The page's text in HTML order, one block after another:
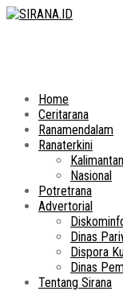
Home
Ceritarana
Ranamendalam
Ranaterkini
Nasional
Potretrana
Advertorial
Dinas
Dispora
Dinas
Tentang Sirana